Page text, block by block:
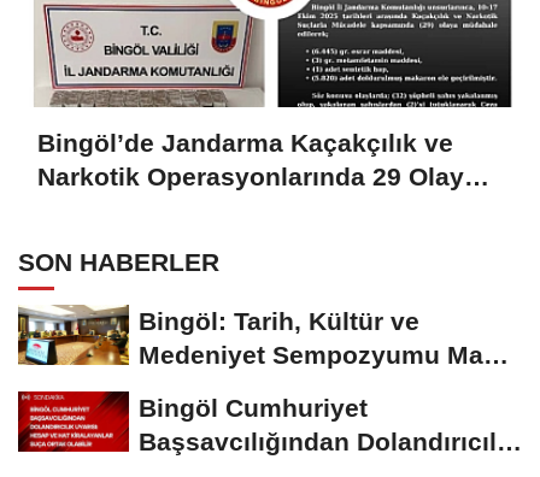
Bingöl’de Jandarma Kaçakçılık ve
Narkotik Operasyonlarında 29 Olaya
SON HABERLER
Bingöl: Tarih, Kültür ve
Medeniyet Sempozyumu Mayıs
Bingöl Cumhuriyet
Başsavcılığından Dolandırıcılık